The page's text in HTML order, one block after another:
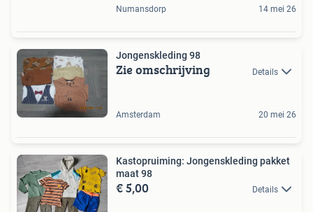
Numansdorp 14 mei 26
Jongenskleding 98
Zie omschrijving Details
Amsterdam 20 mei 26
Kastopruiming: Jongenskleding pakket
maat 98
€ 5,00 Details